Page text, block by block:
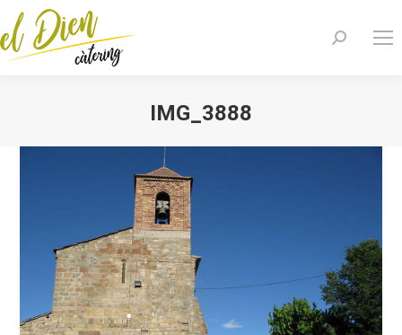
Search:
IMG_3888
You are here: